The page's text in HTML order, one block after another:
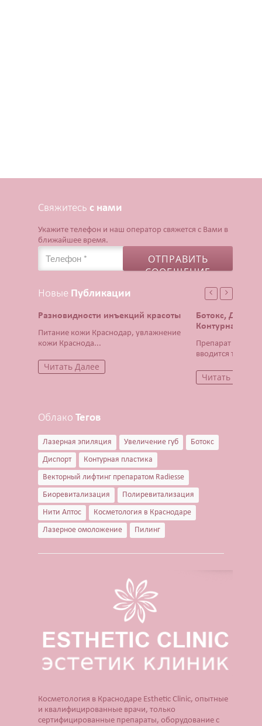
Свяжитесь с нами
Укажите телефон и наш оператор свяжется с Вами в
ближайшее время.
Новые Публикации
Разновидности инъекций красоты
Питание кожи Краснодар, увлажнение
кожи Краснода...
Читать Далее
Ботокс,
Контурная
Препарат Ботокс
вводится тонча...
Читать Далее
Облако Тегов
Лазерная эпиляция Увеличение губ
Ботокс
Диспорт
Контурная пластика
Векторный лифтинг препаратом Radiesse
Биоревитализация
Полиревитализация
Нити Аптос
Косметология в Краснодаре
Лазерное омоложение
Пилинг
Косметология в Краснодаре Esthetic Clinic, опытные
и квалифицированные врачи, только
сертифицированные препараты, оборудование с